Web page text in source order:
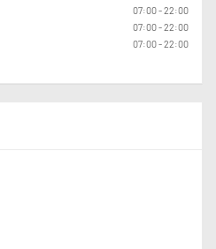
07:00 - 22:00
07:00 - 22:00
07:00 - 22:00